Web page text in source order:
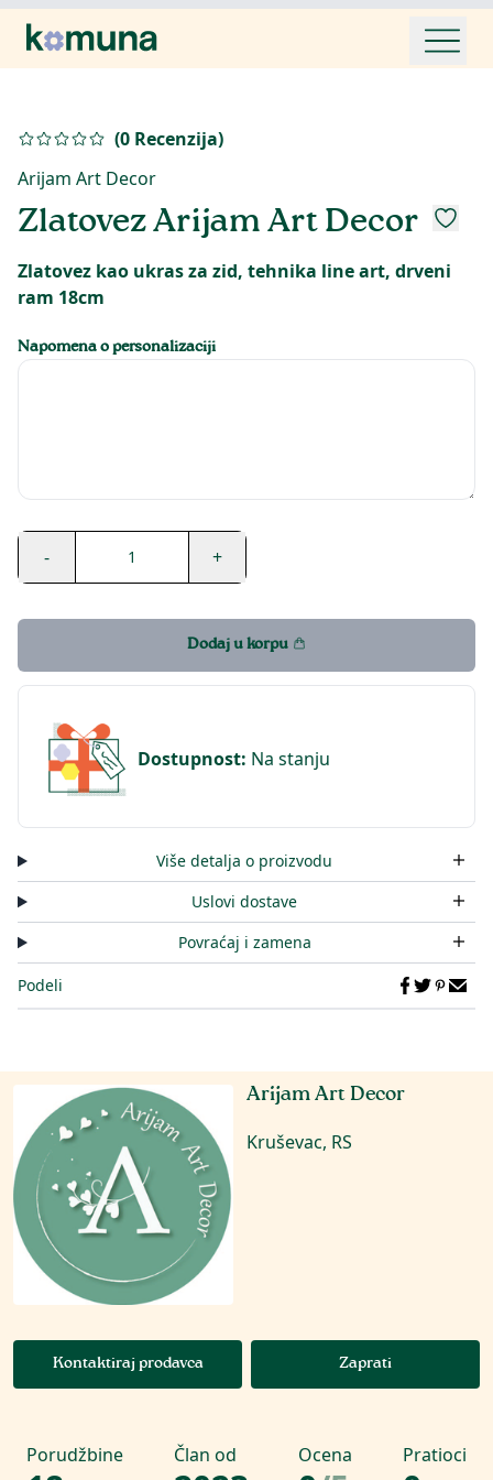
(0 Recenzija)
Arijam Art Decor
Zlatovez Arijam Art Decor
Zlatovez kao ukras za zid, tehnika line art, drveni
ram 18cm
Napomena o personalizaciji
- 1 +
Dodaj u korpu
Dostupnost: Na stanju
Više detalja o proizvodu
Uslovi dostave
Povraćaj i zamena
Podeli
Arijam Art Decor
Kruševac, RS
Kontaktiraj prodavca Zaprati
Porudžbine Član od Ocena Pratioci